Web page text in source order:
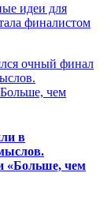
идеи для
финалистом
в
«Больше, чем